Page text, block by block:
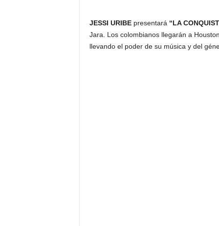
JESSI URIBEpresentará “LA
Jara. Los colombianos llegarán a
llevando el poder de su música y del